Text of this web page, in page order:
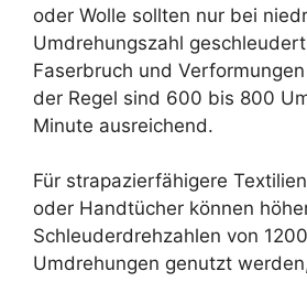
oder Wolle sollten nur bei
Umdrehungszahl
Faserbruch und
der Regel sind 600 bis 800
Minute ausreichend.
Für strapazierfähigere
oder Handtücher können
Schleuderdrehzahlen von
Umdrehungen genutzt